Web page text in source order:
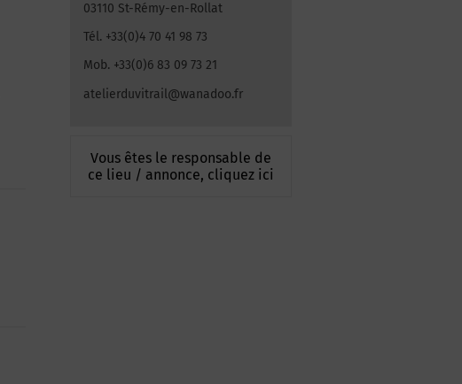
03110 St-Rémy-en-Rollat
Tél. +33(0)4 70 41 98 73
Mob. +33(0)6 83 09 73 21
atelierduvitrail@wanadoo.fr
Vous êtes le responsable de
ce lieu / annonce, cliquez ici